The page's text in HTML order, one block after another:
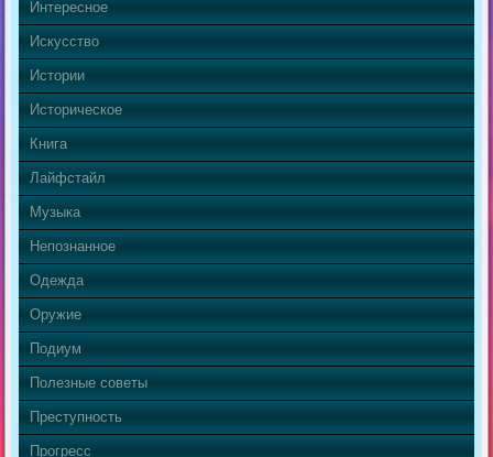
Интересное
Искусство
Истории
Историческое
Книга
Лайфстайл
Музыка
Непознанное
Одежда
Оружие
Подиум
Полезные советы
Преступность
Прогресс